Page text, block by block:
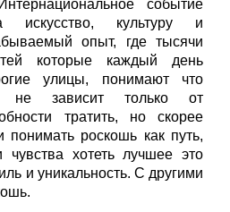
событие
искусство, культуру и
опыт, где тысячи
которые каждый день
улицы, понимают что
не зависит только от
тратить, но скорее
понимать роскошь как путь,
хотеть лучшее это
и уникальность. С другими